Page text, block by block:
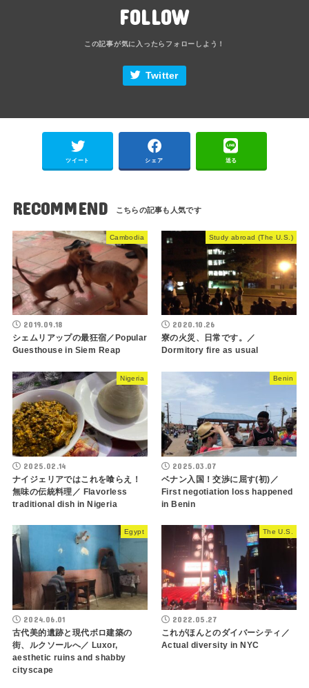
FOLLOW
Twitter
ツイート シェア 送る
RECOMMEND
Cambodia
2019.09.18
シェムリアップの最狂宿／Popular
Guesthouse in Siem Reap
Study abroad (The U.S.)
2020.10.26
寮の火災、日常です。／
Dormitory fire as usual
Nigeria
2025.02.14
ナイジェリアではこれを喰らえ！
無味の伝統料理／ Flavorless
traditional dish in Nigeria
Benin
2025.03.07
ベナン入国！交渉に屈す(初)／
First negotiation loss happened
in Benin
Egypt
2024.06.01
古代美的遺跡と現代ボロ建築の
街、ルクソールへ／ Luxor,
aesthetic ruins and shabby
cityscape
The U.S.
2022.05.27
これがほんとのダイバーシティ／
Actual diversity in NYC